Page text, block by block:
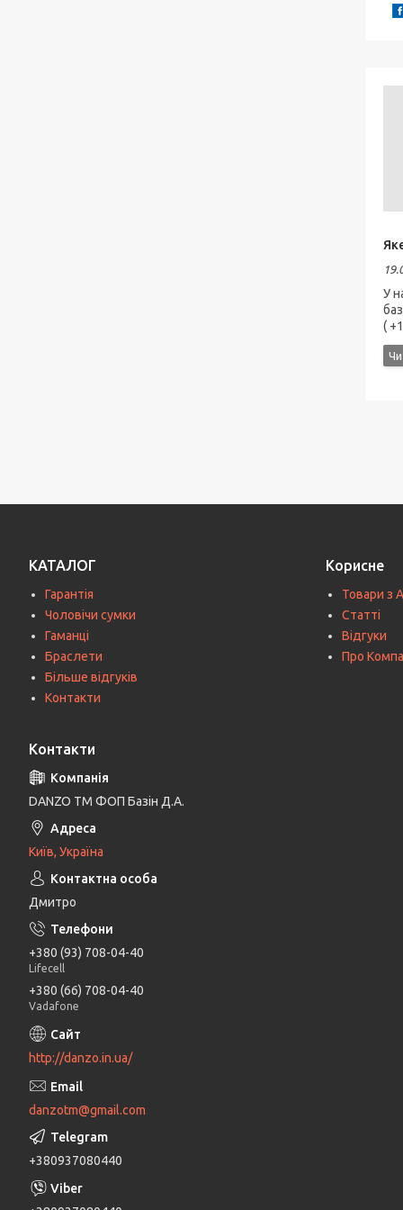
У
(
КАТАЛОГ
Гарантія
Чоловічи сумки
Гаманці
Браслети
Більше відгуків
Контакти
Корисне
Товари з
Статті
Відгуки
Про
Контакти
DANZO TM ФОП Базін Д.А.
Київ, Україна
Дмитро
+380 (93) 708-04-40
Lifecell
+380 (66) 708-04-40
Vadafone
http://danzo.in.ua/
danzotm@gmail.com
+380937080440